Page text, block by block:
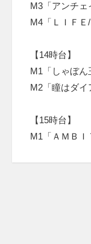
M3「アンチ
M4「ＬＩＦＥ
【14時台】
M1「しゃぼん
M2「瞳はダイ
【15時台】
M1「ＡＭＢＩ